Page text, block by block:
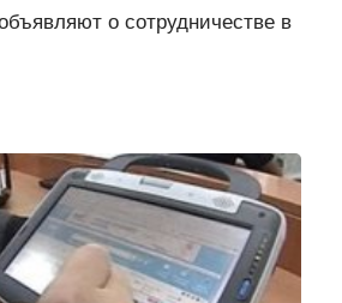
о сотрудничестве в